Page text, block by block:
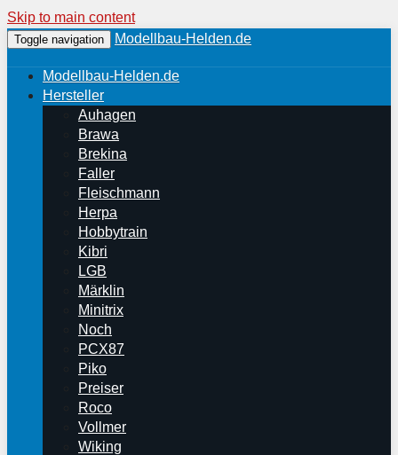
Skip to main content
Toggle navigation Modellbau-Helden.de
Modellbau-Helden.de
Hersteller
Auhagen
Brawa
Brekina
Faller
Fleischmann
Herpa
Hobbytrain
Kibri
LGB
Märklin
Minitrix
Noch
PCX87
Piko
Preiser
Roco
Vollmer
Wiking